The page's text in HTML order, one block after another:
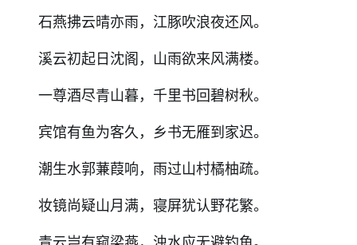
石燕拂云晴亦雨，江豚吹浪夜还风。
溪云初起日沈阁，山雨欲来风满楼。
一尊酒尽青山暮，千里书回碧树秋。
宾馆有鱼为客久，乡书无雁到家迟。
潮生水郭蒹葭响，雨过山村橘柚疏。
妆镜尚疑山月满，寝屏犹认野花繁。